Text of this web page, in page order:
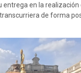
entrega en la
de forma